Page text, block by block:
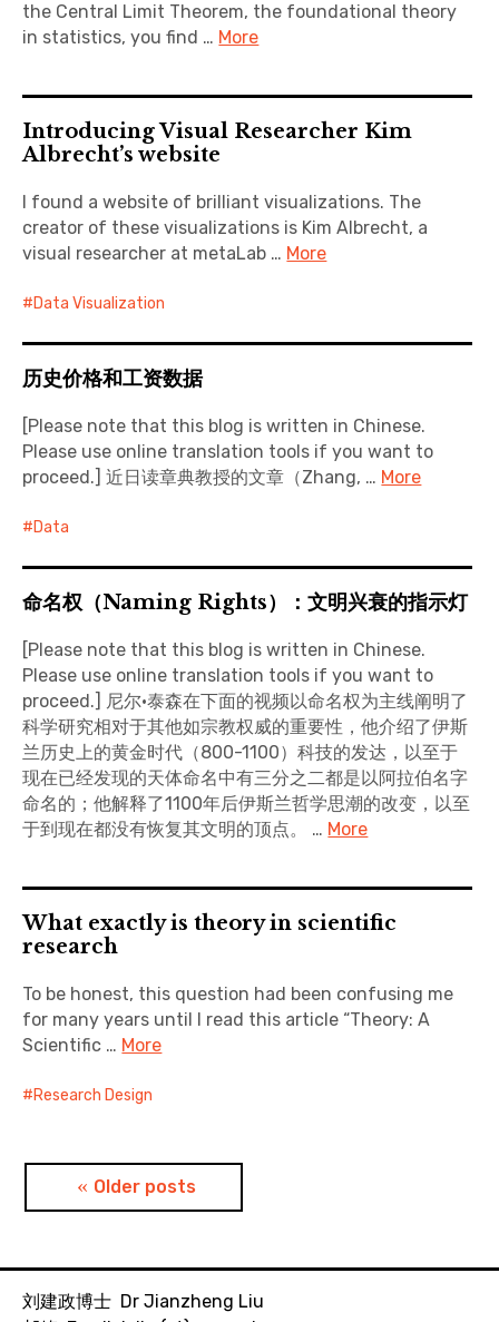
the Central Limit Theorem, the foundational theory
in statistics, you find … More
Introducing Visual Researcher Kim
Albrecht’s website
I found a website of brilliant visualizations. The
creator of these visualizations is Kim Albrecht, a
visual researcher at metaLab … More
Data Visualization
历史价格和工资数据
[Please note that this blog is written in Chinese.
Please use online translation tools if you want to
proceed.] 近日读章典教授的文章（Zhang, … More
Data
命名权（Naming Rights）：文明兴衰的指示灯
[Please note that this blog is written in Chinese.
Please use online translation tools if you want to
proceed.] 尼尔·泰森在下面的视频以命名权为主线阐明了
科学研究相对于其他如宗教权威的重要性，他介绍了伊斯
兰历史上的黄金时代（800-1100）科技的发达，以至于
现在已经发现的天体命名中有三分之二都是以阿拉伯名字
命名的；他解释了1100年后伊斯兰哲学思潮的改变，以至
于到现在都没有恢复其文明的顶点。 … More
What exactly is theory in scientific
research
To be honest, this question had been confusing me
for many years until I read this article “Theory: A
Scientific … More
Research Design
PostsOlder posts
刘建政博士 Dr Jianzheng Liu